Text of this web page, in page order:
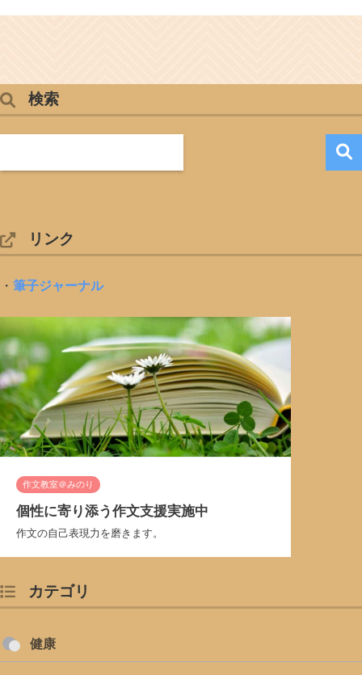
検索
リンク
・ 筆子ジャーナル
作文教室＠みのり
個性に寄り添う作文支援実施中
作文の自己表現力を磨きます。
カテゴリ
健康